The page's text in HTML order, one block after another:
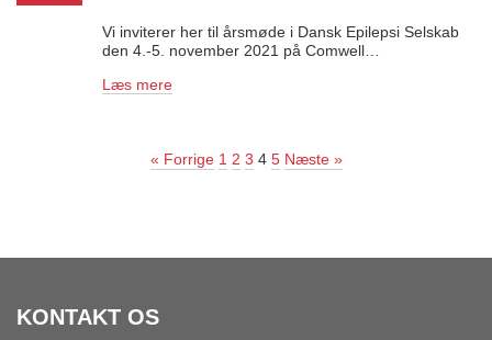
Vi inviterer her til årsmøde i Dansk Epilepsi Selskab
den 4.-5. november 2021 på Comwell…
Læs mere
« Forrige 1 2 3 4 5 Næste »
KONTAKT OS